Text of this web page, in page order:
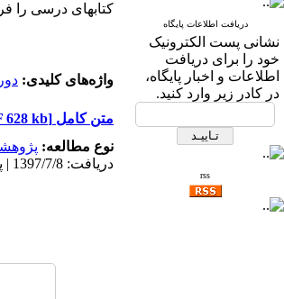
دریافت اطلاعات پایگاه
نشانی پست الکترونیک
خود را برای دریافت
اطلاعات و اخبار پایگاه،
در کادر زیر وارد کنید.
rss
کتابهای درسی را
واژه‌های کلیدی:
متن کامل [PDF 628 kb]
نوع مطالعه:
دریافت: 1397/7/8 | پذیرش: 1398/1/24 | انتشار: 1398/3/9